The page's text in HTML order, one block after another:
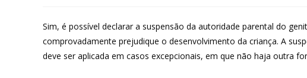
Sim, é possível declarar a suspensão da autoridade parental do
comprovadamente prejudique o desenvolvimento da criança. A
deve ser aplicada em casos excepcionais, em que não haja outra